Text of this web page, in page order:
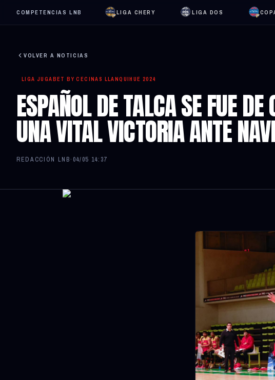
COMPETENCIAS LNB LIGA CHERY LIGA DOS
VOLVER A NOTICIAS
LIGA JUGABET BY CECINAS LLANQUIHUE 2024
ESPAÑOL DE TALCA SE FUE DE
UNA VITAL VICTORIA ANTE
REDACCIÓN LNB· 04/05 14:37